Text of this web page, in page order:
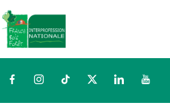
FacebookInstagramTikTokTwitterLinkedIn